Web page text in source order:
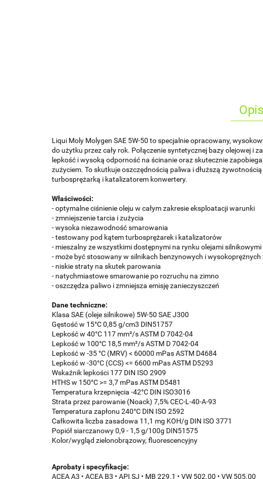
Opis
Liqui Moly Molygen SAE 5W-50 to specjalnie opracowany,
do użytku przez cały rok. Połączenie syntetycznej bazy olejowej
lepkość i wysoką odporność na ścinanie oraz skutecznie
zużyciem. To skutkuje oszczędnością paliwa i dłuższą
turbosprężarką i katalizatorem konwertery.
Właściwości:
- optymalne ciśnienie oleju w całym zakresie eksploatacji warunki
- zmniejszenie tarcia i zużycia
- wysoka niezawodność smarowania
- testowany pod kątem turbosprężarek i katalizatorów
- mieszalny ze wszystkimi dostępnymi na rynku olejami silnikowymi
- może być stosowany w silnikach benzynowych i
- niskie straty na skutek parowania
- natychmiastowe smarowanie po rozruchu na zimno
- oszczędza paliwo i zmniejsza emisję zanieczyszczeń
Dane techniczne:
Klasa SAE (oleje silnikowe) 5W-50 SAE J300
Gęstość w 15°C 0,85 g/cm3 DIN51757
Lepkość w 40°C 117 mm²/s ASTM D 7042-04
Lepkość w 100°C 18,5 mm²/s ASTM D 7042-04
Lepkość w -35 °C (MRV) < 60000 mPas ASTM D4684
Lepkość w -30°C (CCS) <= 6600 mPas ASTM D5293
Wskaźnik lepkości 177 DIN ISO 2909
HTHS w 150°C >= 3,7 mPas ASTM D5481
Temperatura krzepnięcia -42°C DIN ISO3016
Strata przez parowanie (Noack) 7,5% CEC-L-40-A-93
Temperatura zapłonu 240°C DIN ISO 2592
Całkowita liczba zasadowa 11,1 mg KOH/g DIN ISO 3771
Popiół siarczanowy 0,9 - 1,5 g/100g DIN51575
Kolor/wygląd zielonobrązowy, fluorescencyjny
Aprobaty i specyfikacje:
ACEA A3 • ACEA B3 • API SJ • MB 229.1 • VW 502.00 • VW 505.00